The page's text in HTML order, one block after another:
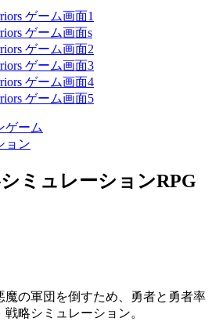
ゲーム
ョン
ミュレーションRPG
魔の軍団を倒すため、勇者と勇者率
略シミュレーション。